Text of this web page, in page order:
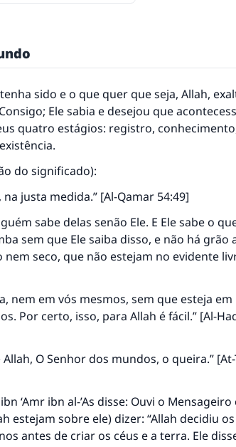
sido e o que quer que seja, Allah,
Ele sabia e desejou que
quatro estágios: registro,
do significado):
justa medida.” [Al-Qamar 54:49]
sabe delas senão Ele. E Ele sabe o
sem que Ele saiba disso, e não há grão
seco, que não estejam no evidente
nem em vós mesmos, sem que esteja em
Por certo, isso, para Allah é fácil.” [Al-
O Senhor dos mundos, o queira.”
‘Amr ibn al-’As disse: Ouvi o Mensageiro
estejam sobre ele) dizer: “Allah decidiu os
antes de criar os céus e a terra. Ele